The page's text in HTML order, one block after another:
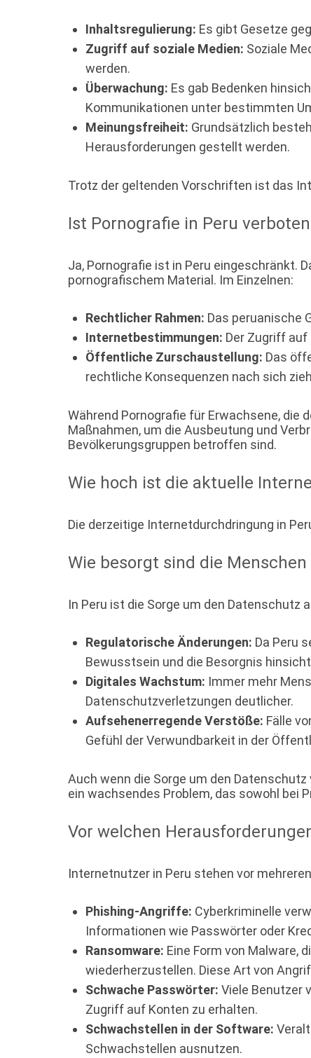
Inhaltsregulierung: Es gibt Gesetze
Zugriff auf soziale Medien: Soziale
werden.
Überwachung: Es gab Bedenken
Kommunikationen unter bestimmten
Meinungsfreiheit: Grundsätzlich
Herausforderungen gestellt werden.
Trotz der geltenden Vorschriften ist das
Ist Pornografie in Peru
Ja, Pornografie ist in Peru eingeschränkt.
pornografischem Material. Im Einzelnen:
Rechtlicher Rahmen: Das peruanische
Internetbestimmungen: Der Zugriff
Öffentliche Zurschaustellung: Das
rechtliche Konsequenzen nach sich
Während Pornografie für Erwachsene,
Maßnahmen, um die Ausbeutung und
Bevölkerungsgruppen betroffen sind.
Wie hoch ist die aktuelle
Die derzeitige Internetdurchdringung in
Wie besorgt sind die
In Peru ist die Sorge um den Datenschutz
Regulatorische Änderungen: Da Peru
Bewusstsein und die Besorgnis
Digitales Wachstum: Immer mehr
Datenschutzverletzungen deutlicher.
Aufsehenerregende Verstöße: Fälle
Gefühl der Verwundbarkeit in der
Auch wenn die Sorge um den
ein wachsendes Problem, das sowohl bei
Vor welchen
Internetnutzer in Peru stehen vor
Phishing-Angriffe: Cyberkriminelle
Informationen wie Passwörter oder
Ransomware: Eine Form von Malware,
wiederherzustellen. Diese Art von
Schwache Passwörter: Viele Benutzer
Zugriff auf Konten zu erhalten.
Schwachstellen in der Software:
Schwachstellen ausnutzen.